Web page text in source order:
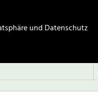
und Datenschutz